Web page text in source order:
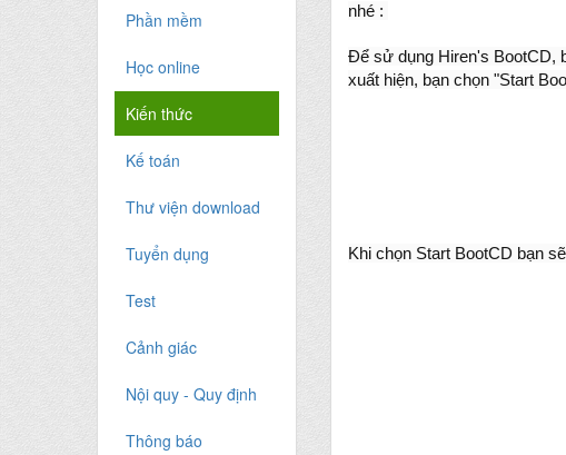
Phần mềm
Học online
Kiến thức
Kế toán
Thư viện download
Tuyển dụng
Test
Cảnh giác
Nội quy - Quy định
Thông báo
nhé :
Để sử dụng Hiren's BootCD,
xuất hiện, bạn chọn "Start
Khi chọn Start BootCD bạn